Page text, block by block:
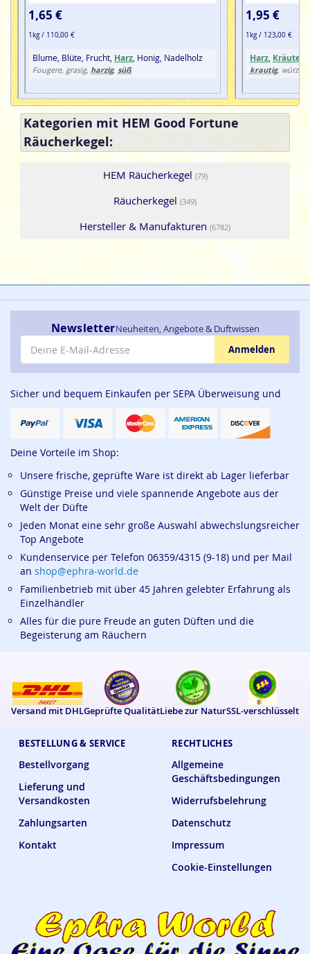
1,65 €
1kg / 110,00 €
Blume, Blüte, Frucht, Harz , Honig, Nadelholz
Fougere, grasig, harzig, süß
1,95 €
1kg / 123,00 €
Harz, Kräuter
krautig, würzig
Kategorien mit HEM Good Fortune
Räucherkegel:
HEM Räucherkegel (79)
Räucherkegel (349)
Hersteller & Manufakturen (6782)
BESTELLUNG & SERVICE
Bestellvorgang
Lieferung und
Versandkosten
Zahlungsarten
Kontakt
RECHTLICHES
Allgemeine
Geschäftsbedingungen
Widerrufsbelehrung
Datenschutz
Impressum
Cookie-Einstellungen
NewsletterNeuheiten, Angebote & Duftwissen
E-Mail-Adresse
Anmelden
Sicher und bequem Einkaufen per SEPA Überweisung und
Deine Vorteile im Shop:
Unsere frische, geprüfte Ware ist direkt ab Lager lieferbar
Günstige Preise und viele spannende Angebote aus der
Welt der Düfte
Jeden Monat eine sehr große Auswahl abwechslungsreicher
Top Angebote
Kundenservice per Telefon 06359/4315 (9-18) und per Mail
an shop@ephra-world.de
Familienbetrieb mit über 45 Jahren gelebter Erfahrung als
Einzelhändler
Alles für die pure Freude an guten Düften und die
Begeisterung am Räuchern
Versand mit DHLGeprüfte QualitätLiebe zur NaturSSL-verschlüsselt